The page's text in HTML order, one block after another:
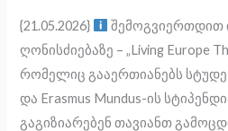
{21.05.2026}
შემოგვიერთდით
ღონისძიებაზე – „L​iving Europe
რომელიც გააერთიანებს
და Erasmus Mundus-ის
გაგიზიარებენ თავიანთ
იმოგზაუროთ
და
აღმოაჩინოთ
ევროპა?